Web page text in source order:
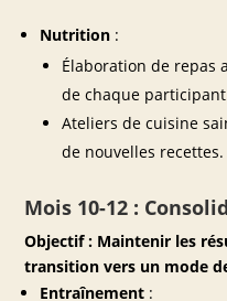
Nutrition :
Élaboration de repas
de chaque
Ateliers de cuisine
de nouvelles recettes.
Mois 10-12 :
Objectif : Maintenir les
transition vers un mode
Entraînement :